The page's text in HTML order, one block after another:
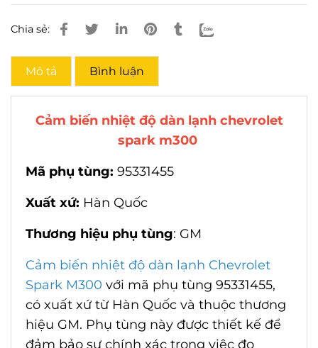
Chia sẻ:
Mô tả Bình luận
Cảm biến nhiệt độ dàn lạnh chevrolet
spark m300
Mã phụ tùng: 95331455
Xuất xứ: Hàn Quốc
Thương hiệu phụ tùng: GM
Cảm biến nhiệt độ dàn lạnh Chevrolet
Spark M300 với mã phụ tùng 95331455,
có xuất xứ từ Hàn Quốc và thuộc thương
hiệu GM. Phụ tùng này được thiết kế để
đảm bảo sự chính xác trong việc đo